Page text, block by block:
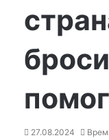
27.08.2024